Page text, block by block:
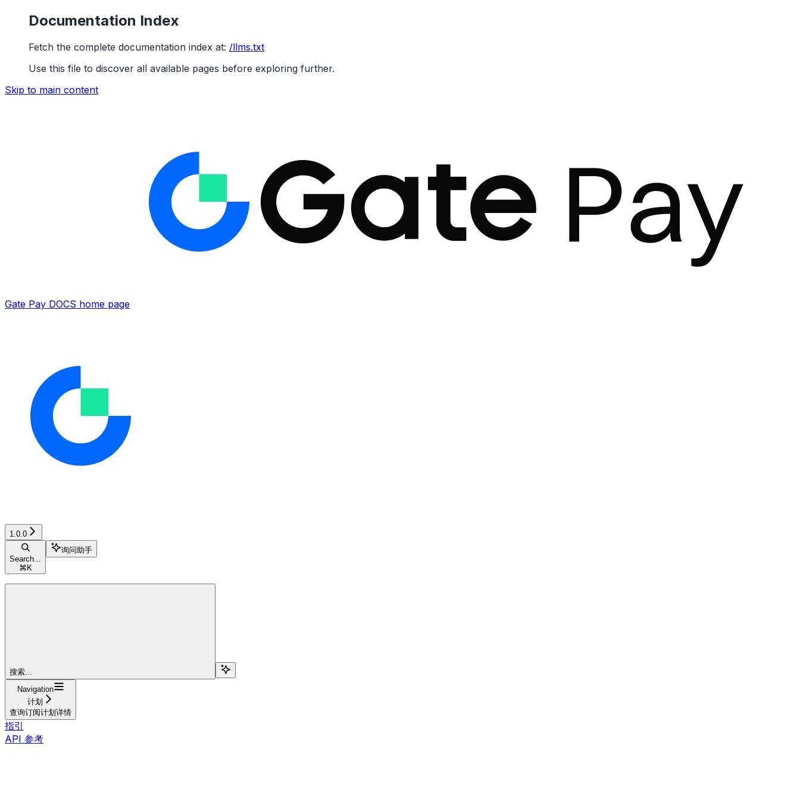
Documentation Index
Fetch the complete documentation index at: /llms.txt
Use this file to discover all available pages before exploring further.
Skip to main content
Gate Pay DOCS home page
1.0.0
Search...
⌘ K
询问助手
搜索...
Navigation
计划
查询订阅计划详情
指引
API 参考